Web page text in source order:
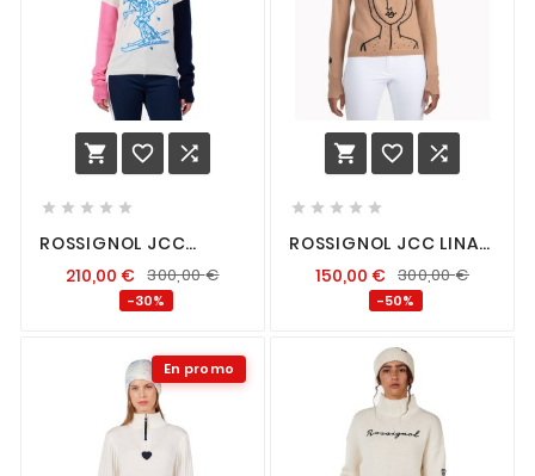
  
    
ROSSIGNOL JCC
ARCTIC / COSMIC BLUE
210,00€ 300,00€
-30%
  
    
ROSSIGNOL JCC LINA
MOUNTAIN
150,00 € 300,00€
-50%
En promo